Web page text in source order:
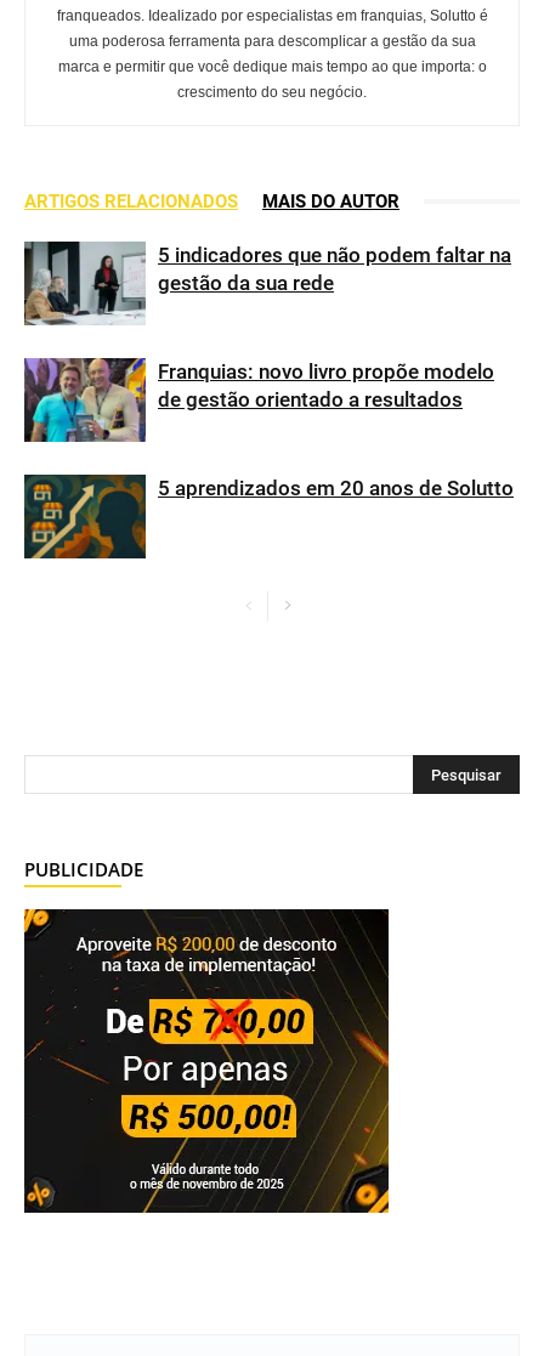
franqueados. Idealizado por especialistas em franquias, Solutto é
uma poderosa ferramenta para descomplicar a gestão da sua
marca e permitir que você dedique mais tempo ao que importa: o
crescimento do seu negócio.
ARTIGOS RELACIONADOS MAIS DO AUTOR
5 indicadores que não podem faltar na
gestão da sua rede
Franquias: novo livro propõe modelo
de gestão orientado a resultados
5 aprendizados em 20 anos de Solutto
PUBLICIDADE